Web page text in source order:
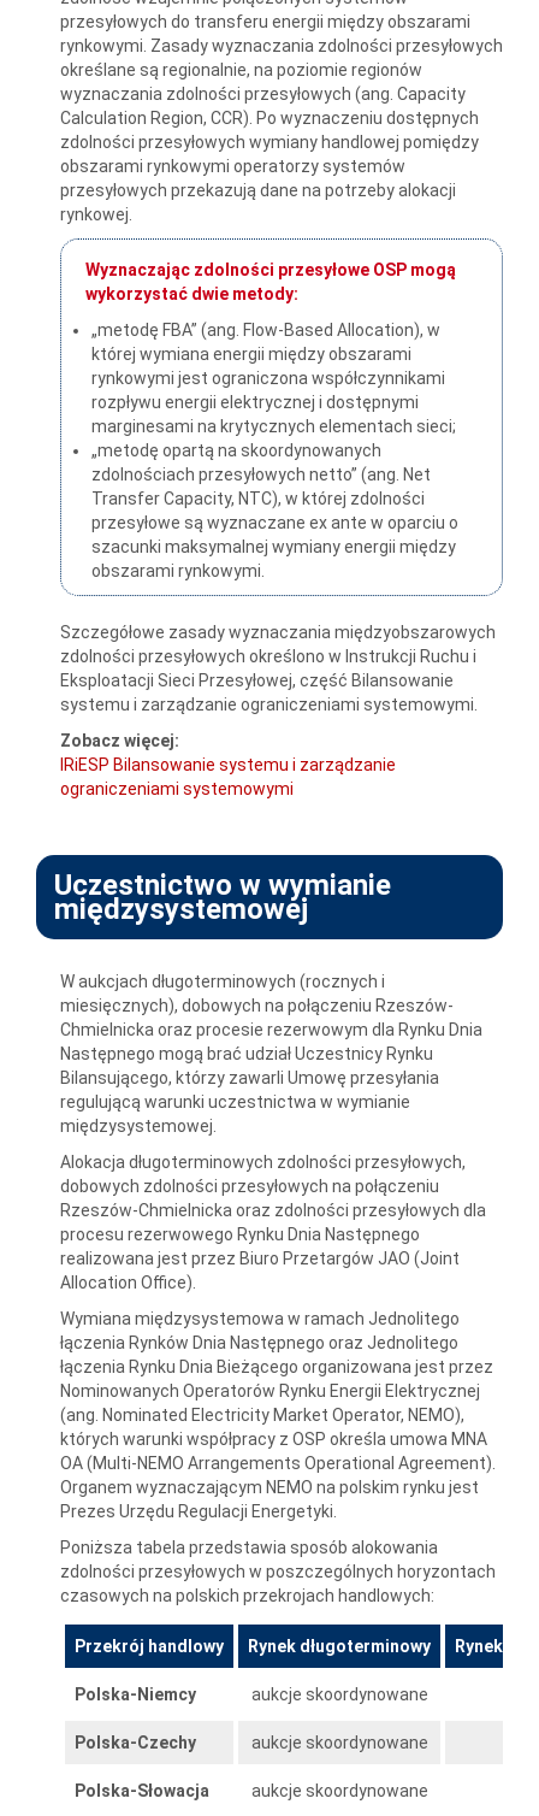
przesyłowych do transferu energii między obszarami
rynkowymi. Zasady wyznaczania zdolności przesyłowych
określane są regionalnie, na poziomie regionów
wyznaczania zdolności przesyłowych (ang. Capacity
Calculation Region, CCR). Po wyznaczeniu dostępnych
zdolności przesyłowych wymiany handlowej pomiędzy
obszarami rynkowymi operatorzy systemów
przesyłowych przekazują dane na potrzeby alokacji
rynkowej.
Wyznaczając zdolności przesyłowe OSP mogą
wykorzystać dwie metody:
„metodę FBA” (ang. Flow-Based Allocation), w
której wymiana energii między obszarami
rynkowymi jest ograniczona współczynnikami
rozpływu energii elektrycznej i dostępnymi
marginesami na krytycznych elementach sieci;
„metodę opartą na skoordynowanych
zdolnościach przesyłowych netto” (ang. Net
Transfer Capacity, NTC), w której zdolności
przesyłowe są wyznaczane ex ante w oparciu o
szacunki maksymalnej wymiany energii między
obszarami rynkowymi.
Szczegółowe zasady wyznaczania międzyobszarowych
zdolności przesyłowych określono w Instrukcji Ruchu i
Eksploatacji Sieci Przesyłowej, część Bilansowanie
systemu i zarządzanie ograniczeniami systemowymi.
Zobacz więcej:
IRiESP Bilansowanie systemu i zarządzanie
ograniczeniami systemowymi
Uczestnictwo w wymianie
międzysystemowej
W aukcjach długoterminowych (rocznych i
miesięcznych), dobowych na połączeniu Rzeszów-
Chmielnicka oraz procesie rezerwowym dla Rynku Dnia
Następnego mogą brać udział Uczestnicy Rynku
Bilansującego, którzy zawarli Umowę przesyłania
regulującą warunki uczestnictwa w wymianie
międzysystemowej.
Alokacja długoterminowych zdolności przesyłowych,
dobowych zdolności przesyłowych na połączeniu
Rzeszów-Chmielnicka oraz zdolności przesyłowych dla
procesu rezerwowego Rynku Dnia Następnego
realizowana jest przez Biuro Przetargów JAO (Joint
Allocation Office).
Wymiana międzysystemowa w ramach Jednolitego
łączenia Rynków Dnia Następnego oraz Jednolitego
łączenia Rynku Dnia Bieżącego organizowana jest przez
Nominowanych Operatorów Rynku Energii Elektrycznej
(ang. Nominated Electricity Market Operator, NEMO),
których warunki współpracy z OSP określa umowa MNA
OA (Multi-NEMO Arrangements Operational Agreement).
Organem wyznaczającym NEMO na polskim rynku jest
Prezes Urzędu Regulacji Energetyki.
Poniższa tabela przedstawia sposób alokowania
zdolności przesyłowych w poszczególnych horyzontach
czasowych na polskich przekrojach handlowych:
Przekrój handlowy Rynek długoterminowy Rynek
Polska-Niemcy aukcje skoordynowane
Polska-Czechy aukcje skoordynowane
Polska-Słowacja aukcje skoordynowane